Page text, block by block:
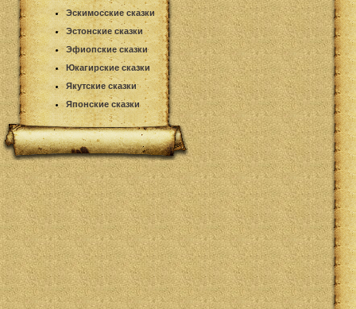
Эскимосские сказки
Эстонские сказки
Эфиопские сказки
Юкагирские сказки
Якутские сказки
Японские сказки